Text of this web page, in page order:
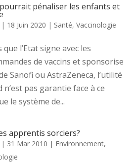
pénaliser les enfants et
| 18 Juin 2020 | Santé,Vaccinologie
l’Etat signe avec les
de vaccins et sponsorise
Sanofi ou AstraZeneca, l’utilité
n’est pas garantie face à ce
le système de...
apprentis sorciers?
| 31 Mar 2010 | Environnement,